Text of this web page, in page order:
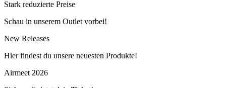
Stark reduzierte Preise
Schau in unserem Outlet vorbei!
New Releases
Hier findest du unsere neuesten Produkte!
Airmeet 2026